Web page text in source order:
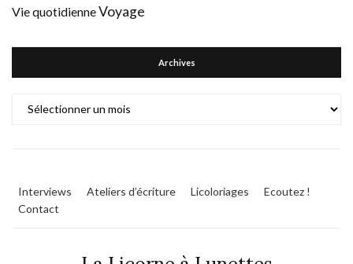
Vie quotidienneVoyage
Archives
Interviews Ateliers d’écriture Licoloriages
Ecoutez !
Contact